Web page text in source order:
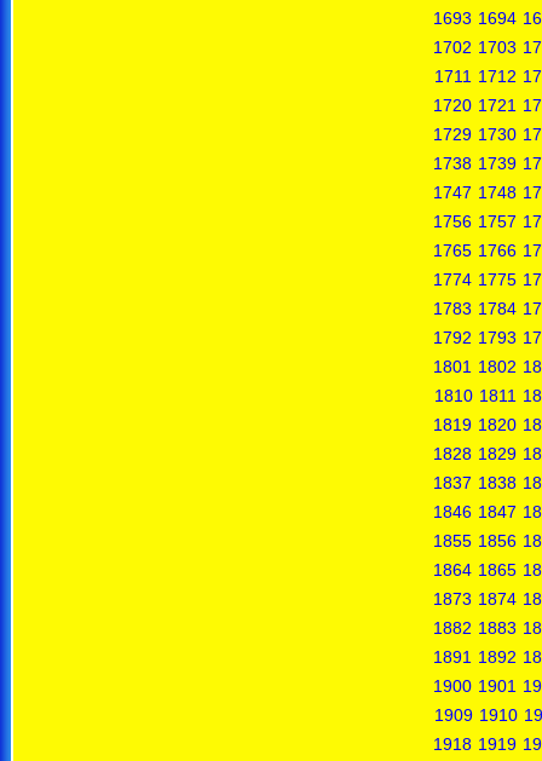
1693 1694
1702 1703
1711 1712
1720 1721
1729 1730
1738 1739
1747 1748
1756 1757
1765 1766
1774 1775
1783 1784
1792 1793
1801 1802
1810 1811
1819 1820
1828 1829
1837 1838
1846 1847
1855 1856
1864 1865
1873 1874
1882 1883
1891 1892
1900 1901
1909 1910
1918 1919